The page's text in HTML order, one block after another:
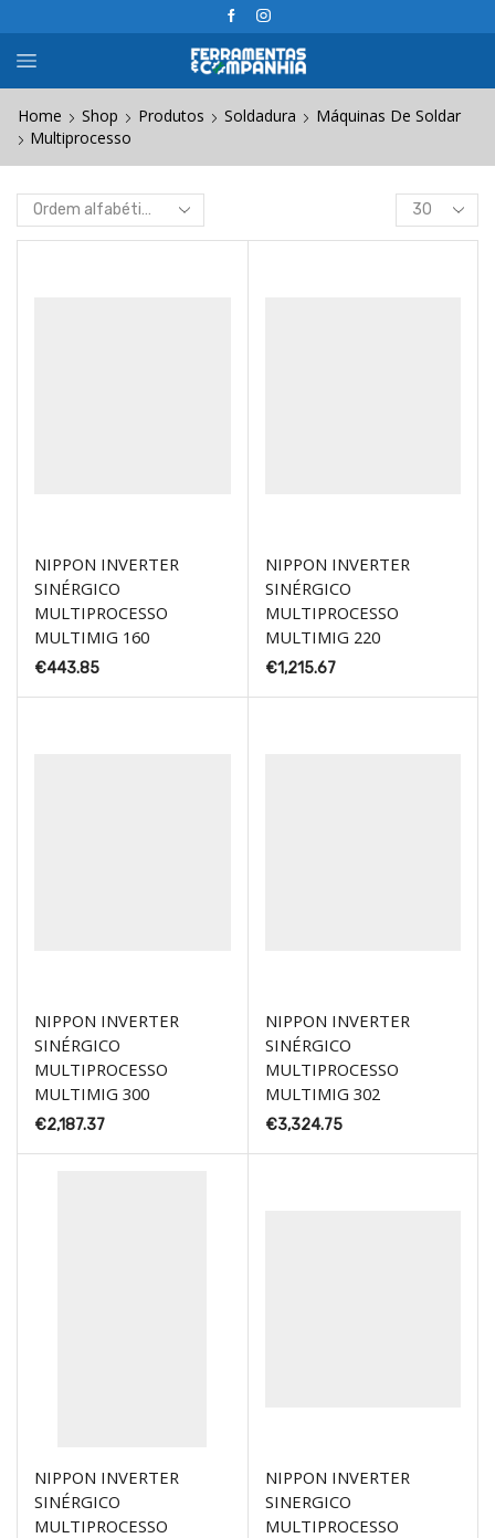
Home Shop Produtos Soldadura
Máquinas De Soldar
Multiprocesso
Products
per
NIPPON INVERTER
SINÉRGICO
MULTIPROCESSO
MULTIMIG 160
€443.85
NIPPON INVERTER
SINÉRGICO
MULTIPROCESSO
MULTIMIG 220
€1,215.67
NIPPON INVERTER
SINÉRGICO
MULTIPROCESSO
MULTIMIG 300
€2,187.37
NIPPON INVERTER
SINÉRGICO
MULTIPROCESSO
MULTIMIG 302
€3,324.75
NIPPON INVERTER
SINÉRGICO
MULTIPROCESSO
NIPPON INVERTER
SINERGICO
MULTIPROCESSO